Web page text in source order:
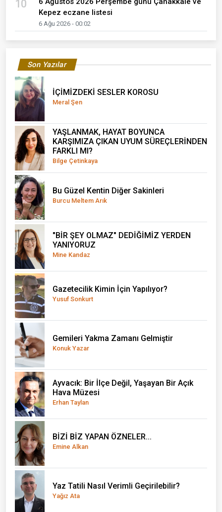
10
Kepez eczane listesi
6 Ağu 2026 - 00:02
Son Yazılar
İÇİMİZDEKİ SESLER KOROSU
Meral Şen
YAŞLANMAK, HAYAT BOYUNCA
KARŞIMIZA ÇIKAN UYUM SÜREÇLERİNDEN
FARKLI MI?
Bilge Çetinkaya
Bu Güzel Kentin Diğer Sakinleri
Burcu Meltem Arık
"BİR ŞEY OLMAZ" DEDİĞİMİZ YERDEN
YANIYORUZ
Mine Kandaz
Gazetecilik Kimin İçin Yapılıyor?
Yusuf Sonkurt
Gemileri Yakma Zamanı Gelmiştir
Konuk Yazar
Ayvacık: Bir İlçe Değil, Yaşayan Bir Açık
Hava Müzesi
Erhan Taylan
BİZİ BİZ YAPAN ÖZNELER...
Emine Alkan
Yaz Tatili Nasıl Verimli Geçirilebilir?
Yağız Ata